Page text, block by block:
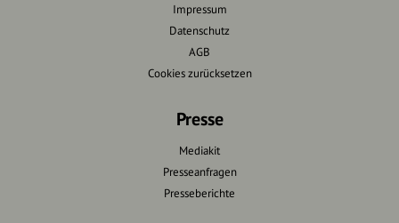
Impressum
Datenschutz
AGB
Cookies zurücksetzen
Presse
Mediakit
Presseanfragen
Presseberichte